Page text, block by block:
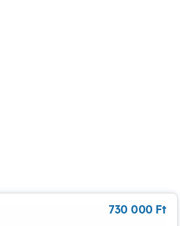
730 000 Ft